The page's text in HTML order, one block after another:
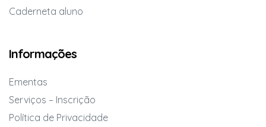
Caderneta aluno
Informações
Ementas
Serviços – Inscrição
Política de Privacidade